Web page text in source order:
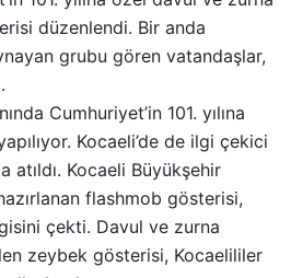
düzenlendi. Bir anda
grubu gören vatandaşlar,
Cumhuriyet’in 101. yılına
Kocaeli’de de ilgi çekici
atıldı. Kocaeli Büyükşehir
flashmob gösterisi,
çekti. Davul ve zurna
zeybek gösterisi, Kocaelililer